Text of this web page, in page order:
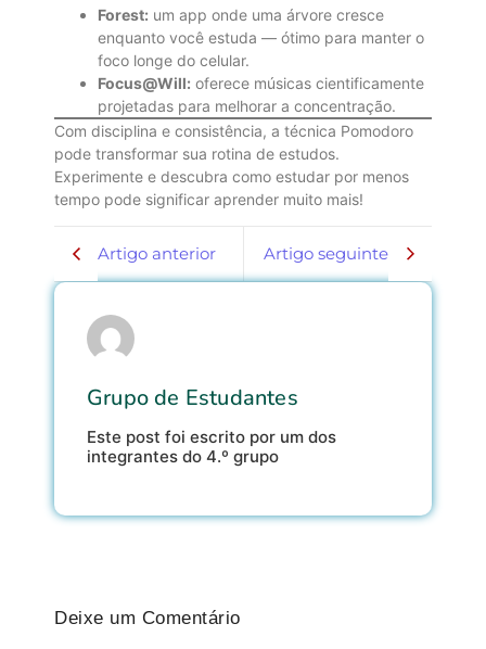
Forest: um app onde uma árvore cresce
enquanto você estuda — ótimo para manter o
foco longe do celular.
Focus@Will: oferece músicas cientificamente
projetadas para melhorar a concentração.
Com disciplina e consistência, a técnica Pomodoro
pode transformar sua rotina de estudos.
Experimente e descubra como estudar por menos
tempo pode significar aprender muito mais!
Artigo anterior Artigo seguinte
Grupo de Estudantes
Este post foi escrito por um dos
integrantes do 4.º grupo
Deixe um Comentário